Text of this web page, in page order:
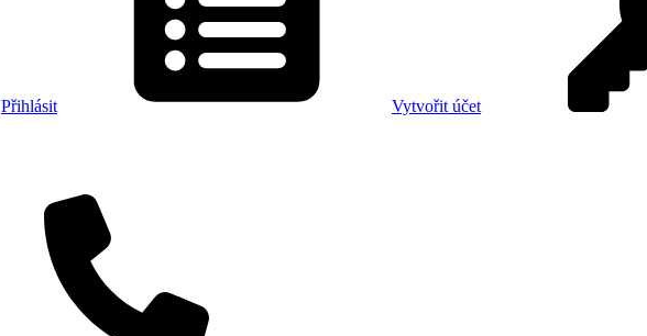
Přihlásit Vytvořit účet